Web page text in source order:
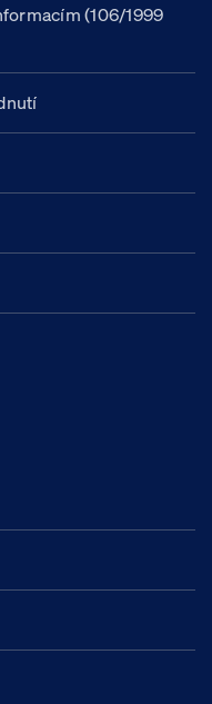
(106/1999